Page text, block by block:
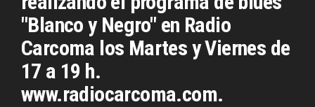
"Blanco y Negro" en Radio
Carcoma los Martes y Viernes de
17 a 19 h.
www.radiocarcoma.com.